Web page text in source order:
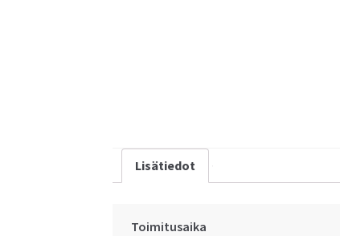
Lisätiedot
Toimitusaika